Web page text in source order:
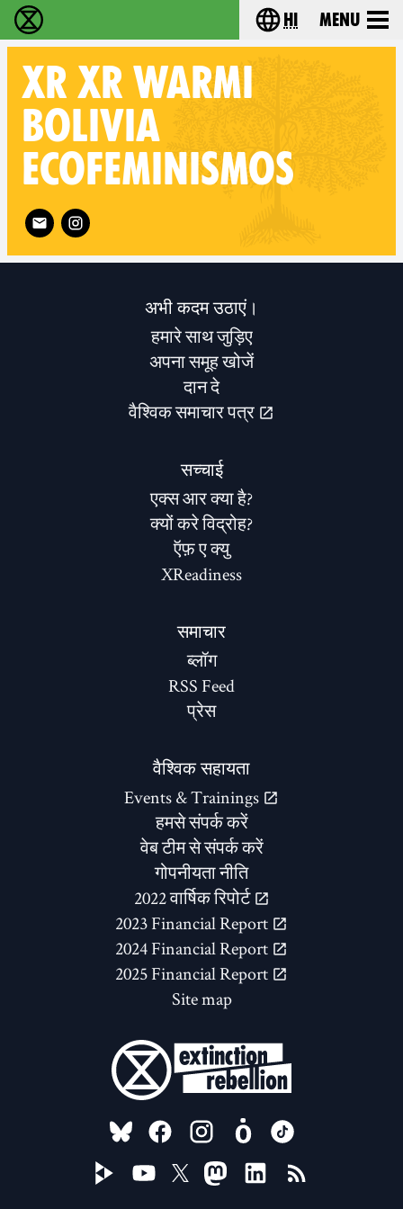
विलुप्ति विद्रोह - Home Choose your
hi Menu
XR XR WARMI
BOLIVIA
ECOFEMINISMOS
Follow XR XR Warmi Bolivia Ecofeminismos on
अभी कदम उठाएं।
हमारे साथ जुड़िए
अपना समूह खोजें
दान दे
वैश्विक समाचार पत्र
सच्चाई
एक्स आर क्या है?
क्यों करे विद्रोह?
ऍफ़ ए क्यु
XReadiness
समाचार
ब्लॉग
RSS Feed
प्रेस
वैश्विक सहायता
Events & Trainings
हमसे संपर्क करें
वेब टीम से संपर्क करें
गोपनीयता नीति
2022 वार्षिक रिपोर्ट
2023 Financial Report
2024 Financial Report
2025 Financial Report
Site map
FOLLOW US ON